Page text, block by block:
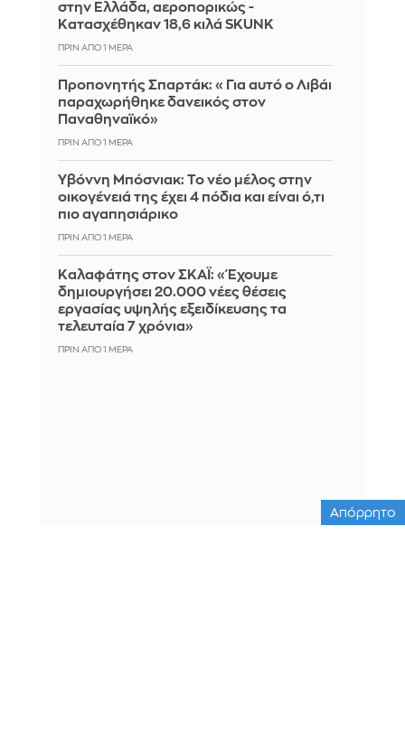
στην Ελλάδα, αεροπορικώς -
Κατασχέθηκαν 18,6 κιλά SKUNK
ΠΡΙΝ ΑΠΌ 1 ΜΈΡΑ
Προπονητής Σπαρτάκ: «Για αυτό ο Λιβάι
παραχωρήθηκε δανεικός στον
Παναθηναϊκό»
ΠΡΙΝ ΑΠΌ 1 ΜΈΡΑ
Υβόννη Μπόσνιακ: Το νέο μέλος στην
οικογένειά της έχει 4 πόδια και είναι ό,τι
πιο αγαπησιάρικο
ΠΡΙΝ ΑΠΌ 1 ΜΈΡΑ
Καλαφάτης στον ΣΚΑΪ: «Έχουμε
δημιουργήσει 20.000 νέες θέσεις
εργασίας υψηλής εξειδίκευσης τα
τελευταία 7 χρόνια»
ΠΡΙΝ ΑΠΌ 1 ΜΈΡΑ
Απόρρητο